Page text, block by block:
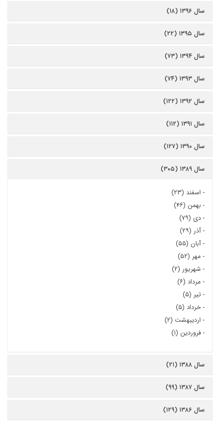
سال ۱۳۹۶ (۱۸)
سال ۱۳۹۵ (۲۲)
سال ۱۳۹۴ (۷۳)
سال ۱۳۹۳ (۷۴)
سال ۱۳۹۲ (۱۲۲)
سال ۱۳۹۱ (۱۱۲)
سال ۱۳۹۰ (۱۲۷)
سال ۱۳۸۹ (۳۰۵)
- اسفند (۲۳)
-بهمن (۴۶)
-دی (۷۹)
-آذر (۲۹)
-آبان (۵۵)
- مهر (۵۲)
- شهریور (۲)
- مرداد (۶)
-تیر (۵)
-خرداد (۵)
- اردیبهشت (۲)
-فروردین (۱)
سال ۱۳۸۸ (۲۱)
سال ۱۳۸۷ (۹۹)
سال ۱۳۸۶ (۱۲۹)